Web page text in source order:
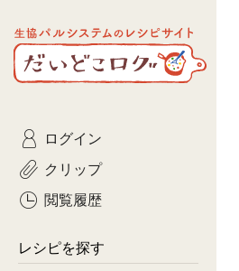
生協パルシステムのレシピ
サイト
だいどこログ
ログイン
クリップ
閲覧履歴
レシピを探す